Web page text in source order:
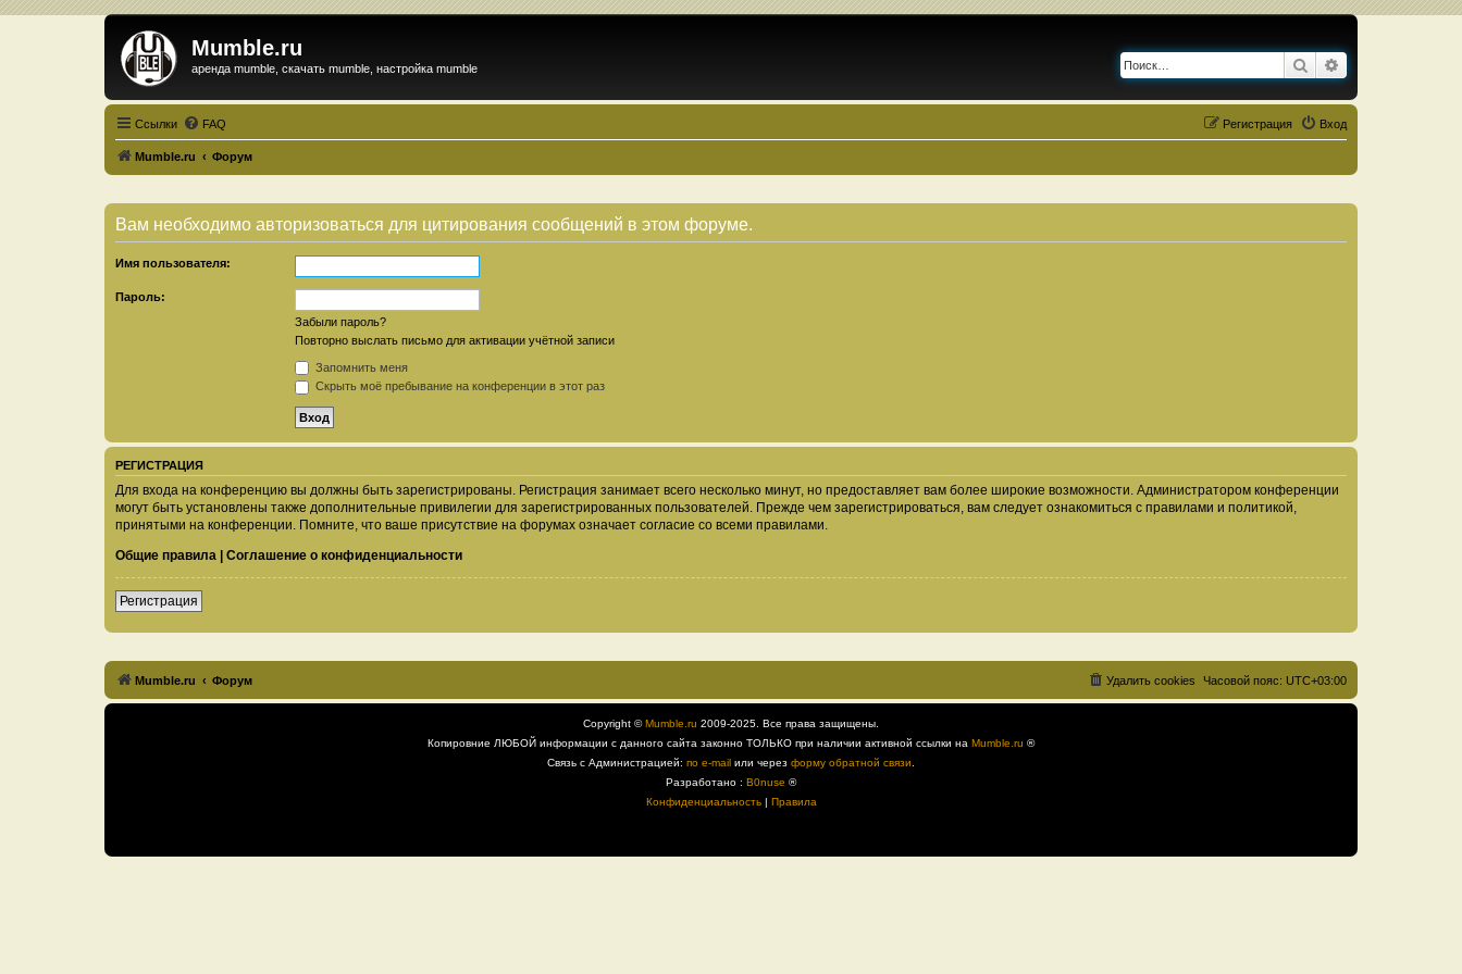
Mumble.ru
аренда mumble, скачать mumble, настройка mumble Поиск
Ссылки FAQ Вход
Регистрация
Mumble.ru Форум
Вам необходимо авторизоваться для цитирования сообщений в этом форуме.
Имя пользователя:
Пароль:
Забыли пароль?
Повторно выслать письмо для активации учётной записи
Запомнить меня
Скрыть моё пребывание на конференции в этот раз
РЕГИСТРАЦИЯ
Для входа на конференцию вы должны быть зарегистрированы. Регистрация занимает всего несколько минут, но предоставляет вам более широкие возможности. Администратором конференции
могут быть установлены также дополнительные привилегии для зарегистрированных пользователей. Прежде чем зарегистрироваться, вам следует ознакомиться с правилами и политикой,
принятыми на конференции. Помните, что ваше присутствие на форумах означает согласие со всеми правилами.
Общие правила
Соглашение о конфиденциальности
Регистрация
Mumble.ru Форум Часовой пояс: UTC+03:00
Удалить cookies
Copyright ©Mumble.ru 2009-2025. Все права защищены.
Копировние ЛЮБОЙ информации с данного сайта законно ТОЛЬКО при наличии активной ссылки на Mumble.ru ®
Связь с Администрацией: по e-mail или через форму обратной связи.
Разработано : B0nuse ®
Конфиденциальность| Правила